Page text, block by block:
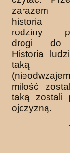
zarazem
historia
rodziny
drogi do
Historia
taką
miłość
taką zostali
ojczyzną.